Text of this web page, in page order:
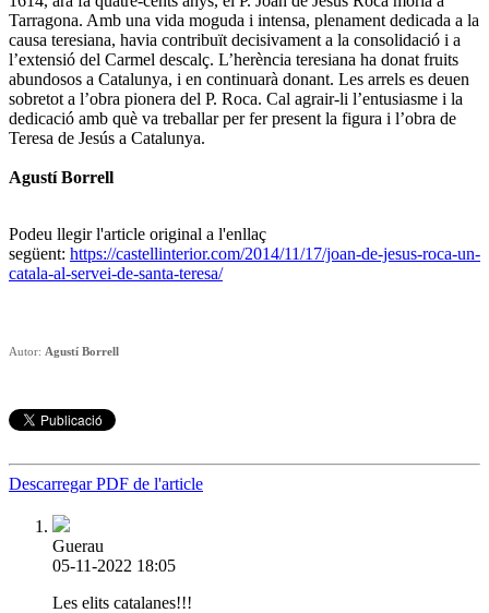
Tarragona. Amb una vida moguda i intensa, plenament dedicada a la
causa teresiana, havia contribuït decisivament a la consolidació i a
l’extensió del Carmel descalç. L’herència teresiana ha donat fruits
abundosos a Catalunya, i en continuarà donant. Les arrels es deuen
sobretot a l’obra pionera del P. Roca. Cal agrair-li l’entusiasme i la
dedicació amb què va treballar per fer present la figura i l’obra de
Teresa de Jesús a Catalunya.
Agustí Borrell
Podeu llegir l'article original a l'enllaç
següent: https://castellinterior.com/2014/11/17/joan-de-jesus-roca-un-
catala-al-servei-de-santa-teresa/
Autor: Agustí Borrell
Descarregar PDF de l'article
Guerau
05-11-2022 18:05
Les elits catalanes!!!